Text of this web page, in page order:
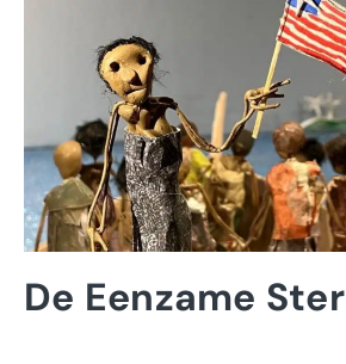
De Eenzame Ster